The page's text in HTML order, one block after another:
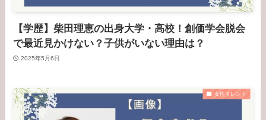
【学歴】柴田理恵の出身大学・高校！創価学会脱会
で最近見かけない？子供がいない理由は？
2025年5月6日
女性タレント